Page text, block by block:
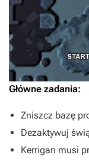
Główne zadania:
Zniszcz bazę
Dezaktywuj
Kerrigan musi